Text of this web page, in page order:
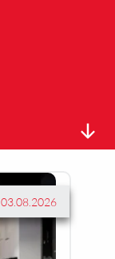
03.08.2026